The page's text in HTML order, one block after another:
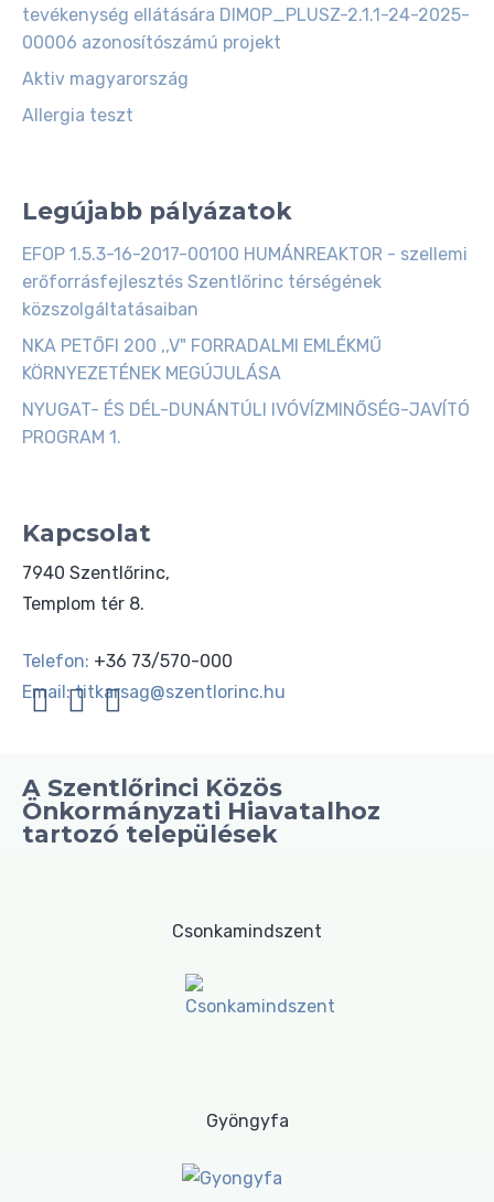
tevékenység ellátására DIMOP_PLUSZ-2.1.1-24-2025-
00006 azonosítószámú projekt
Aktiv magyarország
Allergia teszt
Legújabb pályázatok
EFOP 1.5.3-16-2017-00100 HUMÁNREAKTOR - szellemi
erőforrásfejlesztés Szentlőrinc térségének
közszolgáltatásaiban
NKA PETŐFI 200 ,,V" FORRADALMI EMLÉKMŰ
KÖRNYEZETÉNEK MEGÚJULÁSA
NYUGAT- ÉS DÉL-DUNÁNTÚLI IVÓVÍZMINŐSÉG-JAVÍTÓ
PROGRAM 1.
Kapcsolat
7940 Szentlőrinc,
Templom tér 8.
Telefon: +36 73/570-000
Email: titkarsag@szentlorinc.hu
A Szentlőrinci Közös
Önkormányzati Hiavatalhoz
tartozó települések
Csonkamindszent
Gyöngyfa